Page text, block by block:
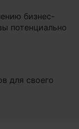
бизнес-
потенциально
для своего